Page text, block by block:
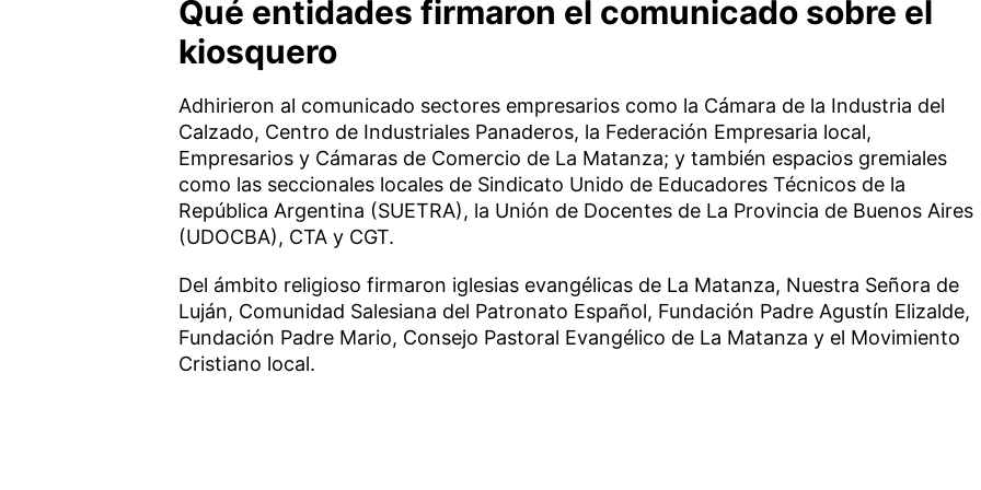
Qué entidades firmaron el comunicado sobre el
kiosquero
Adhirieron al comunicado sectores empresarios como la Cámara de la Industria del
Calzado, Centro de Industriales Panaderos, la Federación Empresaria local,
Empresarios y Cámaras de Comercio de La Matanza; y también espacios gremiales
como las seccionales locales de Sindicato Unido de Educadores Técnicos de la
República Argentina (SUETRA), la Unión de Docentes de La Provincia de Buenos Aires
(UDOCBA), CTA y CGT.
Del ámbito religioso firmaron iglesias evangélicas de La Matanza, Nuestra Señora de
Luján, Comunidad Salesiana del Patronato Español, Fundación Padre Agustín Elizalde,
Fundación Padre Mario, Consejo Pastoral Evangélico de La Matanza y el Movimiento
Cristiano local.